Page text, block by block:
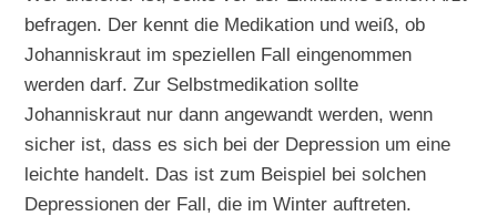
befragen. Der kennt die Medikation und weiß, ob
Johanniskraut im speziellen Fall eingenommen
werden darf. Zur Selbstmedikation sollte
Johanniskraut nur dann angewandt werden, wenn
sicher ist, dass es sich bei der Depression um eine
leichte handelt. Das ist zum Beispiel bei solchen
Depressionen der Fall, die im Winter auftreten.